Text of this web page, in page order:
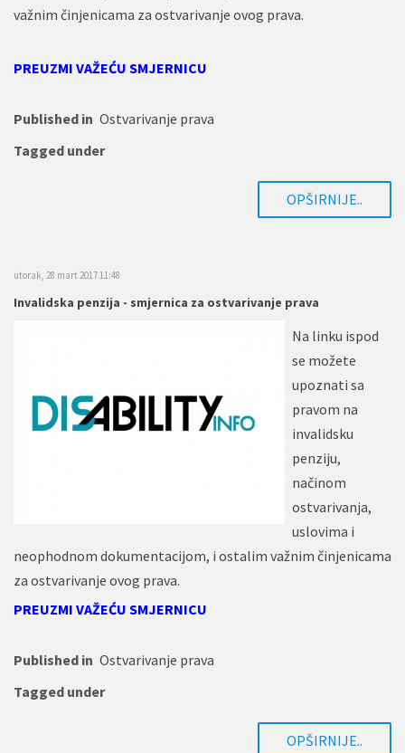
važnim činjenicama za ostvarivanje ovog prava.
PREUZMI VAŽEĆU SMJERNICU
Published in Ostvarivanje prava
Tagged under
OPŠIRNIJE..
utorak, 28 mart 2017 11:48
Invalidska penzija - smjernica za ostvarivanje prava
Na linku ispod
se možete
upoznati sa
pravom na
invalidsku
penziju,
načinom
ostvarivanja,
uslovima i
neophodnom dokumentacijom, i ostalim važnim činjenicama
za ostvarivanje ovog prava.
PREUZMI VAŽEĆU SMJERNICU
Published in Ostvarivanje prava
Tagged under
OPŠIRNIJE..